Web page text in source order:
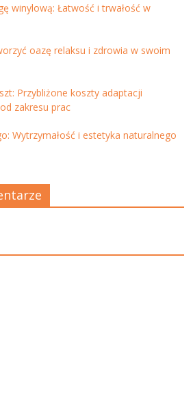
winylową: Łatwość i trwałość w
oazę relaksu i zdrowia w swoim
Przybliżone koszty adaptacji
zakresu prac
Wytrzymałość i estetyka naturalnego